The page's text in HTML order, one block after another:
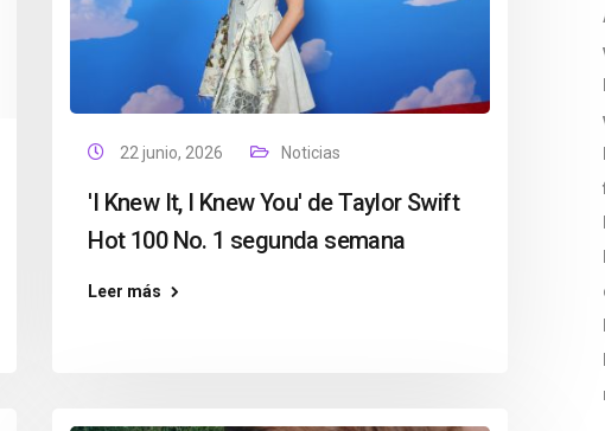
22 junio, 2026 Noticias
'I Knew It, I Knew You' de Taylor Swift
Hot 100 No. 1 segunda semana
Leer más